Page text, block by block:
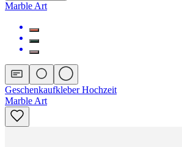
Marble Art
Geschenkaufkleber Hochzeit
Marble Art